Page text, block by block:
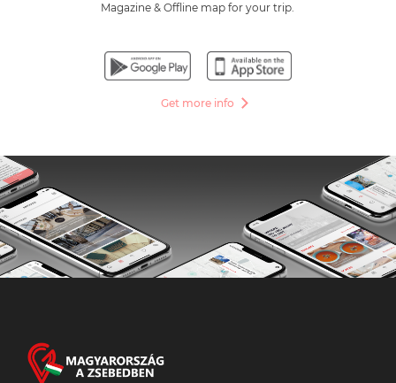
Magazine & Offline map for your trip.
Get more info